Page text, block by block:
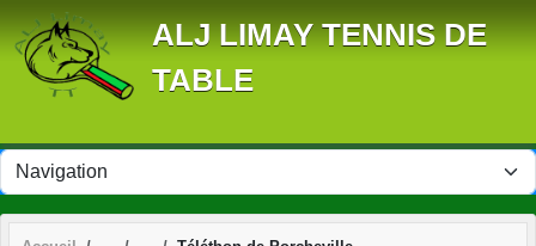
ALJ LIMAY TENNIS DE
TABLE
Panneau de gestion des cookies